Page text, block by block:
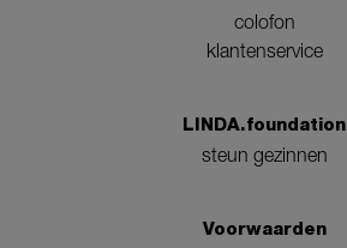
colofon
klantenservice
LINDA.foundation
steun gezinnen
Voorwaarden